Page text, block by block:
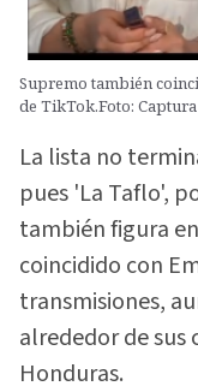
Supremo también
de TikTok.Foto:
La lista no
pues 'La Taflo',
también figura
coincidido con
transmisiones,
alrededor de sus
Honduras.